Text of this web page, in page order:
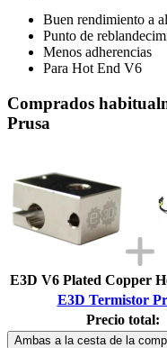
Buen rendimiento a
Punto de
Menos adherencias
Para Hot End V6
Comprados
Prusa
E3D V6 Plated Copper
E3D Termistor
Precio total:
Ambas a la cesta de la